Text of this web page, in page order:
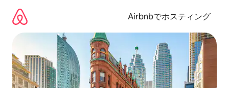
Airbnbでホスティング